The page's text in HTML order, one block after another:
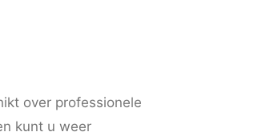
over professionele
kunt u weer